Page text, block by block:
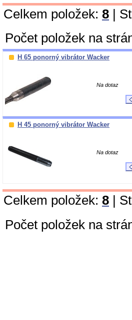
Celkem položek: 8 |
Počet položek na
H 65 ponorný vibrátor Wacker
Na dotaz
H 45 ponorný vibrátor Wacker
Na dotaz
Celkem položek: 8 |
Počet položek na